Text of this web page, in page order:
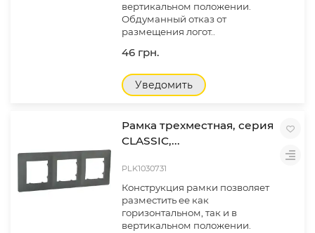
вертикальном положении.
Обдуманный отказ от
размещения логот..
46 грн.
Уведомить
Рамка трехместная, серия
CLASSIC,...
PLK1030731
Конструкция рамки позволяет
разместить ее как
горизонтальном, так и в
вертикальном положении.